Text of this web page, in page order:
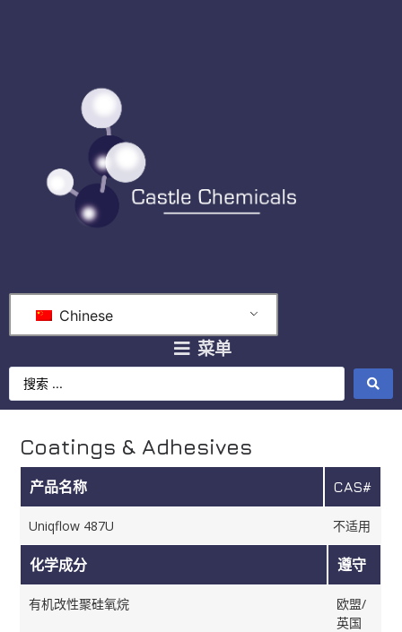
Chinese
菜单
Coatings & Adhesives
产品名称 CAS#
Uniqflow 487U 不适用
化学成分 遵守
有机改性聚硅氧烷
欧盟/
英国